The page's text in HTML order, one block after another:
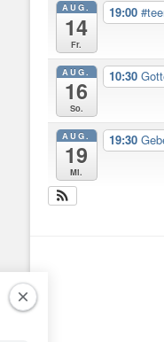
AUG.
14
Fr.
19:00
AUG.
16
So.
10:30
AUG.
19
Mi.
19:30